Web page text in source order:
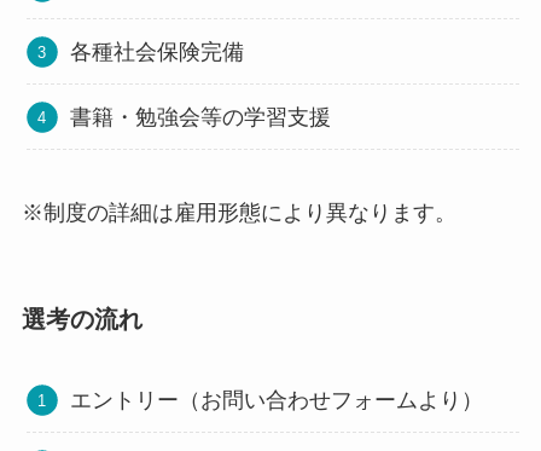
各種社会保険完備
書籍・勉強会等の学習支援
※制度の詳細は雇用形態により異なります。
選考の流れ
エントリー（お問い合わせフォームより）